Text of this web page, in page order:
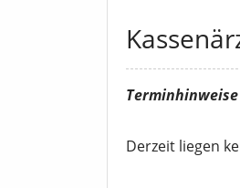
Terminhinweise
Derzeit liegen